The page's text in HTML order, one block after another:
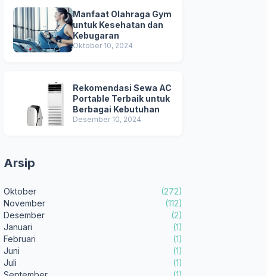
Manfaat Olahraga Gym
untuk Kesehatan dan
Kebugaran
Oktober 10, 2024
Rekomendasi Sewa AC
Portable Terbaik untuk
Berbagai Kebutuhan
Desember 10, 2024
Arsip
Oktober
(272)
November
(112)
Desember
(2)
Januari
(1)
Februari
(1)
Juni
(1)
Juli
(1)